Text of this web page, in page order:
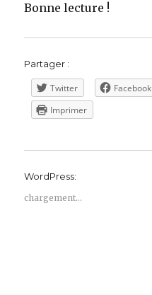
Bonne lecture !
Partager :
Twitter Facebook
Imprimer
WordPress:
chargement…